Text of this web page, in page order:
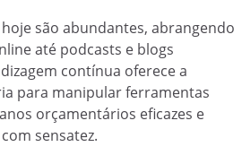
são abundantes, abrangendo
até podcasts e blogs
contínua oferece a
para manipular ferramentas
orçamentários eficazes e
sensatez.